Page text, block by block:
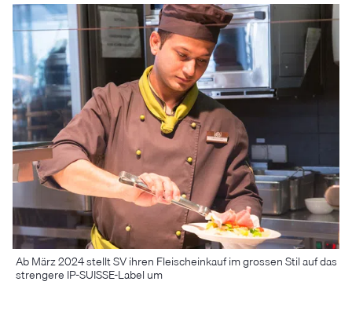
Ab März 2024 stellt SV ihren Fleischeinkauf im grossen Stil auf das
strengere IP-SUISSE-Label um